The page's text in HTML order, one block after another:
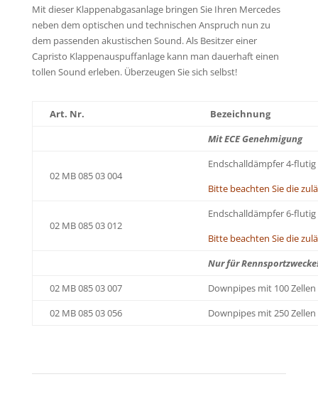
Mit dieser Klappenabgasanlage bringen Sie Ihren Mercedes
neben dem optischen und technischen Anspruch nun zu
dem passenden akustischen Sound. Als Besitzer einer
Capristo Klappenauspuffanlage kann man dauerhaft einen
tollen Sound erleben. Überzeugen Sie sich selbst!
Art. Nr.
Bezeichnung
Mit ECE Genehmigung
02 MB 085 03 004
Endschalldämpfer 4-
Bitte beachten Sie die
02 MB 085 03 012
Endschalldämpfer 6-
Bitte beachten Sie die
Nur für
02 MB 085 03 007
Downpipes mit 100
02 MB 085 03 056
Downpipes mit 250